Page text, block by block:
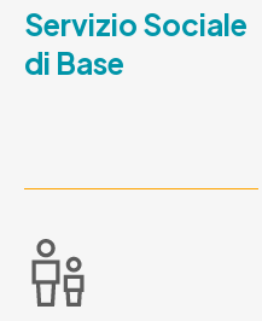
Servizio Sociale
di Base